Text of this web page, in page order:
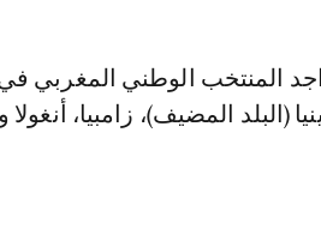
المضيف)، زامبيا، أنغولا